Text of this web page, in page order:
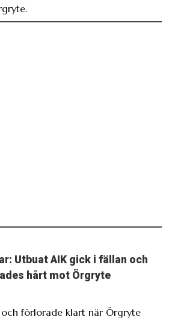
Utbuat AIK gick i fällan och
hårt mot Örgryte
och förlorade klart när Örgryte